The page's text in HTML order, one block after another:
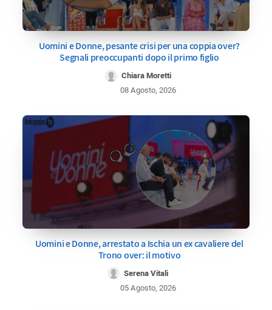
Uomini e Donne, pesante crisi per una coppia over?
Segnali preoccupanti dopo il primo figlio
Chiara Moretti
08 Agosto, 2026
Uomini e Donne, arrestato a Ischia un ex cavaliere del
Trono over: il motivo
Serena Vitali
05 Agosto, 2026